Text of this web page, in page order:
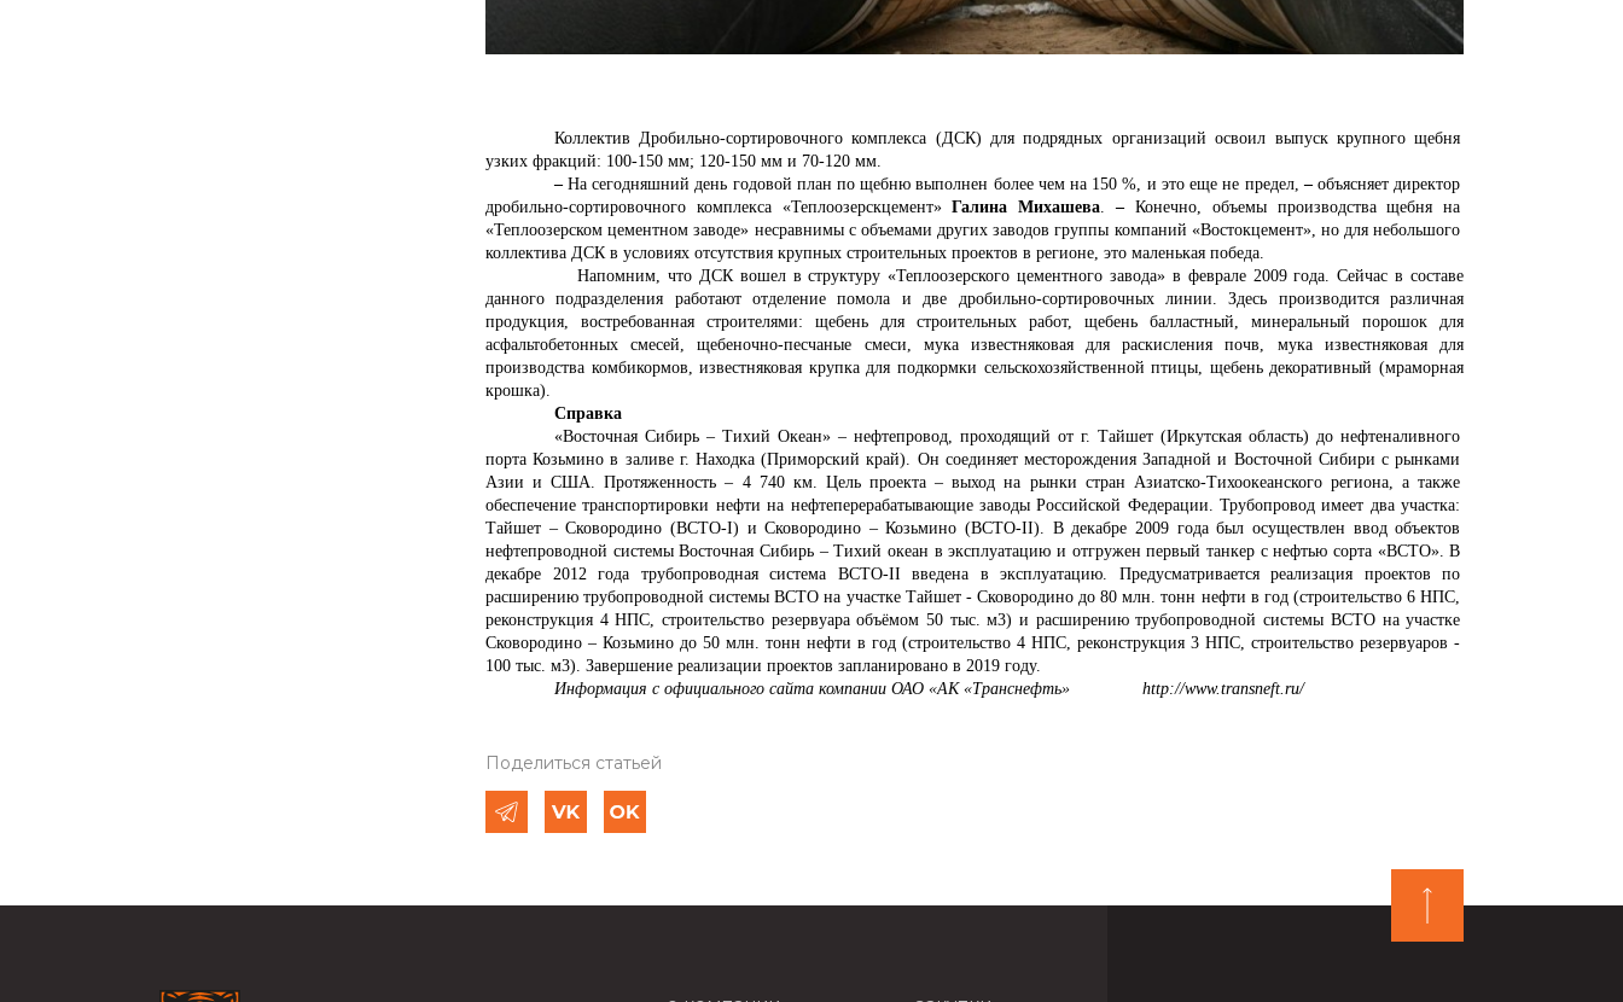
Коллектив Дробильно-сортировочного комплекса (ДСК) для подрядных организаций освоил выпуск крупного щебня
узких фракций: 100-150 мм; 120-150 мм и 70-120 мм.
– На сегодняшний день годовой план по щебню выполнен более чем на 150 %, и это еще не предел, – объясняет директор
дробильно-сортировочного комплекса «Теплоозерскцемент»Галина Михашева.– Конечно, объемы производства щебня на
«Теплоозерском цементном заводе» несравнимы с объемами других заводов группы компаний «Востокцемент», но для небольшого
коллектива ДСК в условиях отсутствия крупных строительных проектов в регионе, это маленькая победа.
Напомним, что ДСК вошел в структуру «Теплоозерского цементного завода» в феврале 2009 года. Сейчас в составе
данного подразделения работают отделение помола и две дробильно-сортировочных линии. Здесь производится различная
продукция, востребованная строителями: щебень для строительных работ, щебень балластный, минеральный порошок для
асфальтобетонных смесей, щебеночно-песчаные смеси, мука известняковая для раскисления почв, мука известняковая для
производства комбикормов, известняковая крупка для подкормки сельскохозяйственной птицы, щебень декоративный (мраморная
крошка).
Справка
«Восточная Сибирь – Тихий Океан» – нефтепровод, проходящий от г. Тайшет (Иркутская область) до нефтеналивного
порта Козьмино в заливе г. Находка (Приморский край). Он соединяет месторождения Западной и Восточной Сибири с рынками
Азии и США. Протяженность – 4 740 км. Цель проекта – выход на рынки стран Азиатско-Тихоокеанского региона, а также
обеспечение транспортировки нефти на нефтеперерабатывающие заводы Российской Федерации. Трубопровод имеет два участка:
Тайшет – Сковородино (ВСТО-I) и Сковородино – Козьмино (ВСТО-II). В декабре 2009 года был осуществлен ввод объектов
нефтепроводной системы Восточная Сибирь – Тихий океан в эксплуатацию и отгружен первый танкер с нефтью сорта «ВСТО». В
декабре 2012 года трубопроводная система ВСТО-II введена в эксплуатацию. Предусматривается реализация проектов по
расширению трубопроводной системы ВСТО на участке Тайшет - Сковородино до 80 млн. тонн нефти в год (строительство 6 НПС,
реконструкция 4 НПС, строительство резервуара объёмом 50 тыс. м3) и расширению трубопроводной системы ВСТО на участке
Сковородино – Козьмино до 50 млн. тонн нефти в год (строительство 4 НПС, реконструкция 3 НПС, строительство резервуаров -
100 тыс. м3). Завершение реализации проектов запланировано в 2019 году.
Информация с официального сайта компании ОАО «АК «Транснефть»
http://www.transneft.ru/
Поделиться статьей